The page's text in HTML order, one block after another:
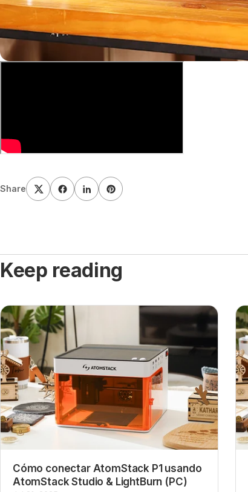
Share
Keep reading
Cómo conectar AtomStack P1 usando
AtomStack Studio & LightBurn (PC)